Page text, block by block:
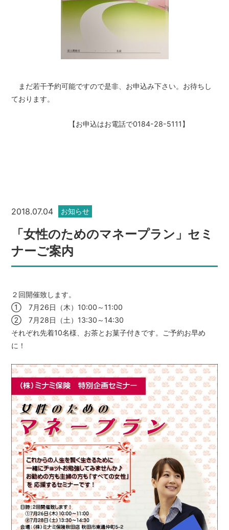
まだ若干予約可能ですので是非、お申込み下さい。お待ちし
ております。
【お申込はお電話で0184-28-5111】
2018.07.04 お知らせ
「女性のためのマネープラン」セミ
ナーご案内
２回開催致します。
① 7月26日（木）10:00～11:00
② 7月28日（土）13:30～14:30
それぞれ先着10名様、お茶とお菓子付きです。ご予約お早め
に！